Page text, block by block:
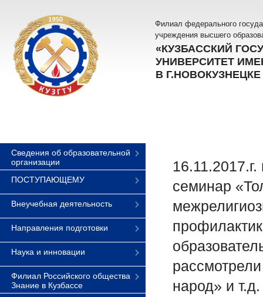
Филиал федерального
учреждения высшего
«КУЗБАССКИЙ
УНИВЕРСИТЕТ
В Г.НОВОКУЗНЕЦКЕ
Сведения об образовательной
организации
ПОСТУПАЮЩЕМУ
Внеучебная деятельность
Направления подготовки
Наука и инновации
Филиал Российского общества
Знание в Кузбассе
семинар
народ» и